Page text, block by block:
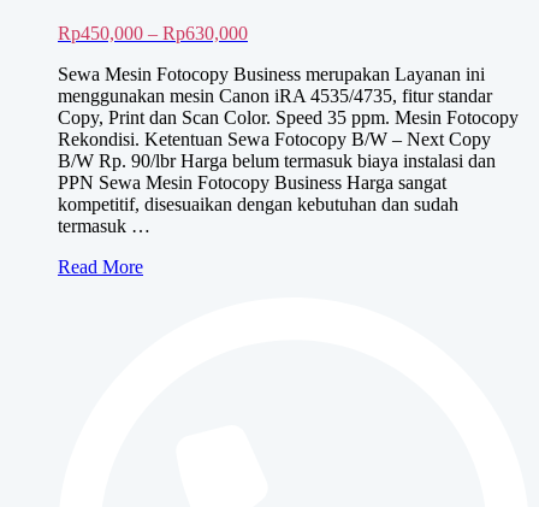
Rp450,000 – Rp630,000Rentang
Rp450,000
hingga
Rp630,000
Sewa Mesin Fotocopy Business merupakan Layanan ini
menggunakan mesin Canon iRA 4535/4735, fitur standar
Copy, Print dan Scan Color. Speed 35 ppm. Mesin Fotocopy
Rekondisi. Ketentuan Sewa Fotocopy B/W – Next Copy
B/W Rp. 90/lbr Harga belum termasuk biaya instalasi dan
PPN Sewa Mesin Fotocopy Business Harga sangat
kompetitif, disesuaikan dengan kebutuhan dan sudah
termasuk …
Sewa
Read More